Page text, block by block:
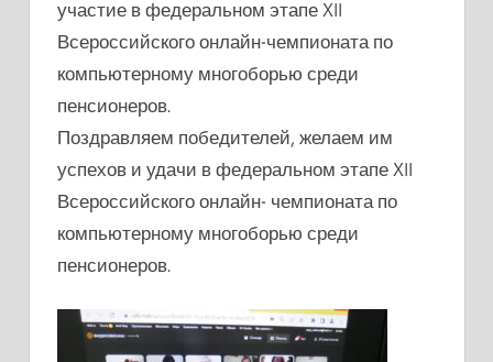
участие в федеральном этапе XII
Всероссийского онлайн-чемпионата по
компьютерному многоборью среди
пенсионеров.
Поздравляем победителей, желаем им
успехов и удачи в федеральном этапе XII
Всероссийского онлайн- чемпионата по
компьютерному многоборью среди
пенсионеров.